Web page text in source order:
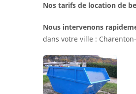
Nos tarifs de location de
Nous intervenons
dans votre ville :